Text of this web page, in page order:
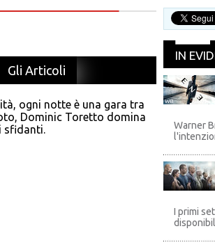
Gli Articoli
ogni notte è una gara tra
Dominic Toretto domina
sfidanti.
IN
WB
Warner
I primi